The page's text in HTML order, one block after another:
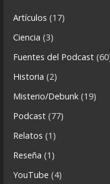
8
https://
parte-2-la-forja-
Continuamos el
ó
c
a
s
Artículos (17)
Ciencia (3)
Fuentes del Podcast
Historia (2)
Misterio/Debunk (19)
Podcast (77)
Relatos (1)
Reseña (1)
YouTube (4)